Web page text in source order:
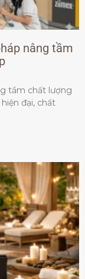
nâng tầm
tầm chất lượng
đại, chất